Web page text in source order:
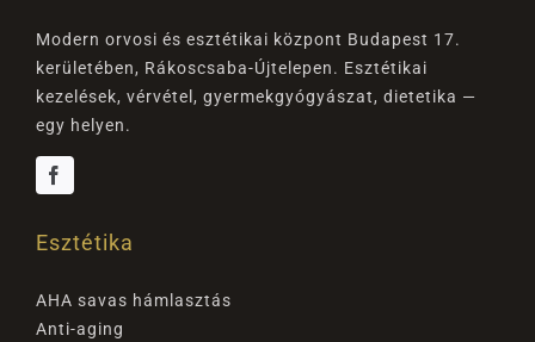
Modern orvosi és esztétikai központ Budapest 17.
kerületében, Rákoscsaba-Újtelepen. Esztétikai
kezelések, vérvétel, gyermekgyógyászat, dietetika —
egy helyen.
Esztétika
AHA savas hámlasztás
Anti-aging